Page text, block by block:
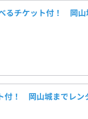
べるチケット付！
付！ 岡山城までレ